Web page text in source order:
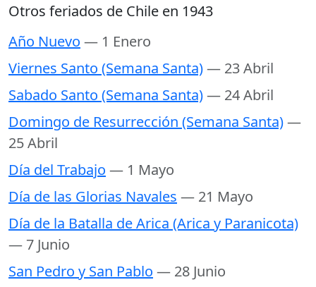
Otros feriados de Chile en 1943
Año Nuevo — 1 Enero
Viernes Santo (Semana Santa)— 23 Abril
Sabado Santo (Semana Santa)— 24 Abril
Domingo de Resurrección (Semana Santa)—
25 Abril
Día del Trabajo — 1 Mayo
Día de las Glorias Navales — 21 Mayo
Día de la Batalla de Arica (Arica y Paranicota)
— 7 Junio
San Pedro y San Pablo — 28 Junio